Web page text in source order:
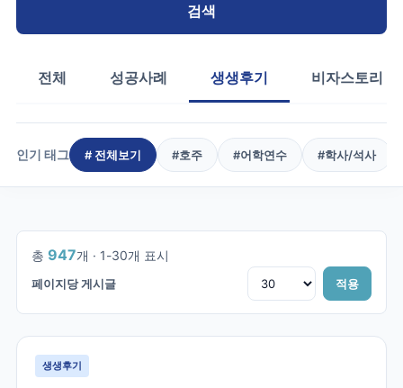
검색
전체 성공사례 생생후기 비자스토리
인기 태그 # 전체보기 #호주 #어학연수 #학사/석사
총 947개 · 1-30개 표시
페이지당 게시글 적용
1/32
생생후기